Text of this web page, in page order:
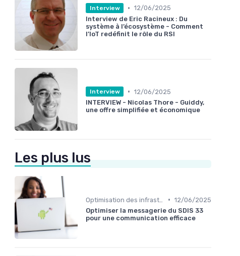
Interview • 12/06/2025
Interview de Eric Racineux : Du
système à l’écosystème - Comment
l’IoT redéfinit le rôle du RSI
Interview • 12/06/2025
INTERVIEW - Nicolas Thore - Guiddy,
une offre simplifiée et économique
Les plus lus
• 12/06/2025
Optimiser la messagerie du SDIS 33
pour une communication efficace